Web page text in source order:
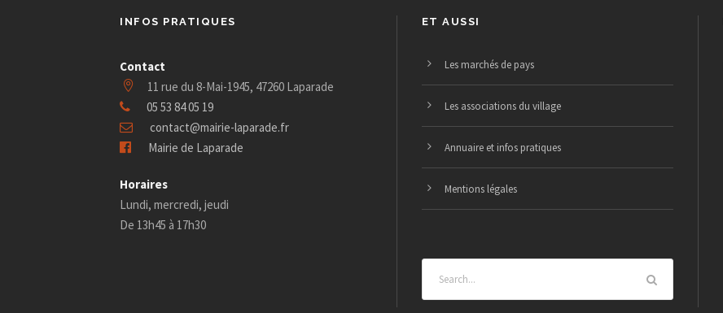
INFOS PRATIQUES
Contact
11 rue du 8-Mai-1945, 47260 Laparade
05 53 84 05 19
contact@mairie-laparade.fr
Mairie de Laparade
Horaires
Lundi, mercredi, jeudi
De 13h45 à 17h30
ET AUSSI
Les marchés de pays
Les associations du village
Annuaire et infos pratiques
Mentions légales